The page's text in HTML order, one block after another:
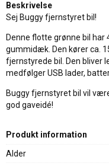
Beskrivelse
Sej Buggy fjernstyret bil!
Denne flotte grønne bil
gummidæk. Den kører ca.
fjernstyrede bil. Den bliver
medfølger USB lader,
Buggy fjernstyret bil vil
god gaveidé!
Produkt information
Alder